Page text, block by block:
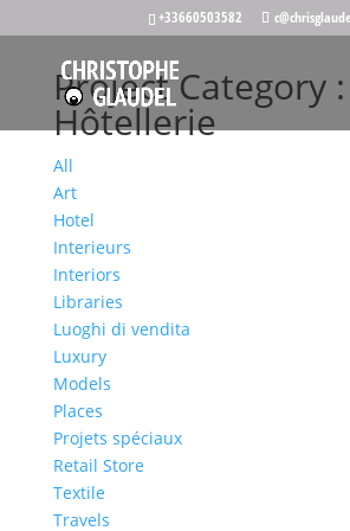
+33660503582
Project Category :
Hôtellerie
All
Art
Hotel
Interieurs
Interiors
Libraries
Luoghi di vendita
Luxury
Models
Places
Projets spéciaux
Retail Store
Textile
Travels